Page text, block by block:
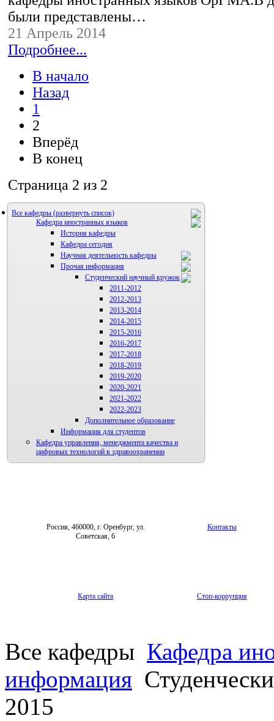
были представлены…
21 Апрель 2014
Подробнее...
В начало
Назад
1
2
Вперёд
В конец
Страница 2 из 2
Все кафедры
Кафедра иностранных языков
История кафедры
Кафедра сегодня
Научная деятельность кафедры
Аспиранты
Прочая информация
Студенческий научный кружок
2011-2012
2012-2013
2013-2014
2014-2015
2015-2016
2016-2017
2017-2018
2018-2019
2019-2020
2020-2021
2021-2022
2022-2023
Дополнительное образование
Информация для студентов
Кафедра управления, менеджмента качества и
цифровых технологий в здравоохранении
Россия, 460000, г. Оренбург, ул.
Советская, 6
Контакты
Карта сайта Стоп-коррупция
Все кафедры Кафедра
информация
2015